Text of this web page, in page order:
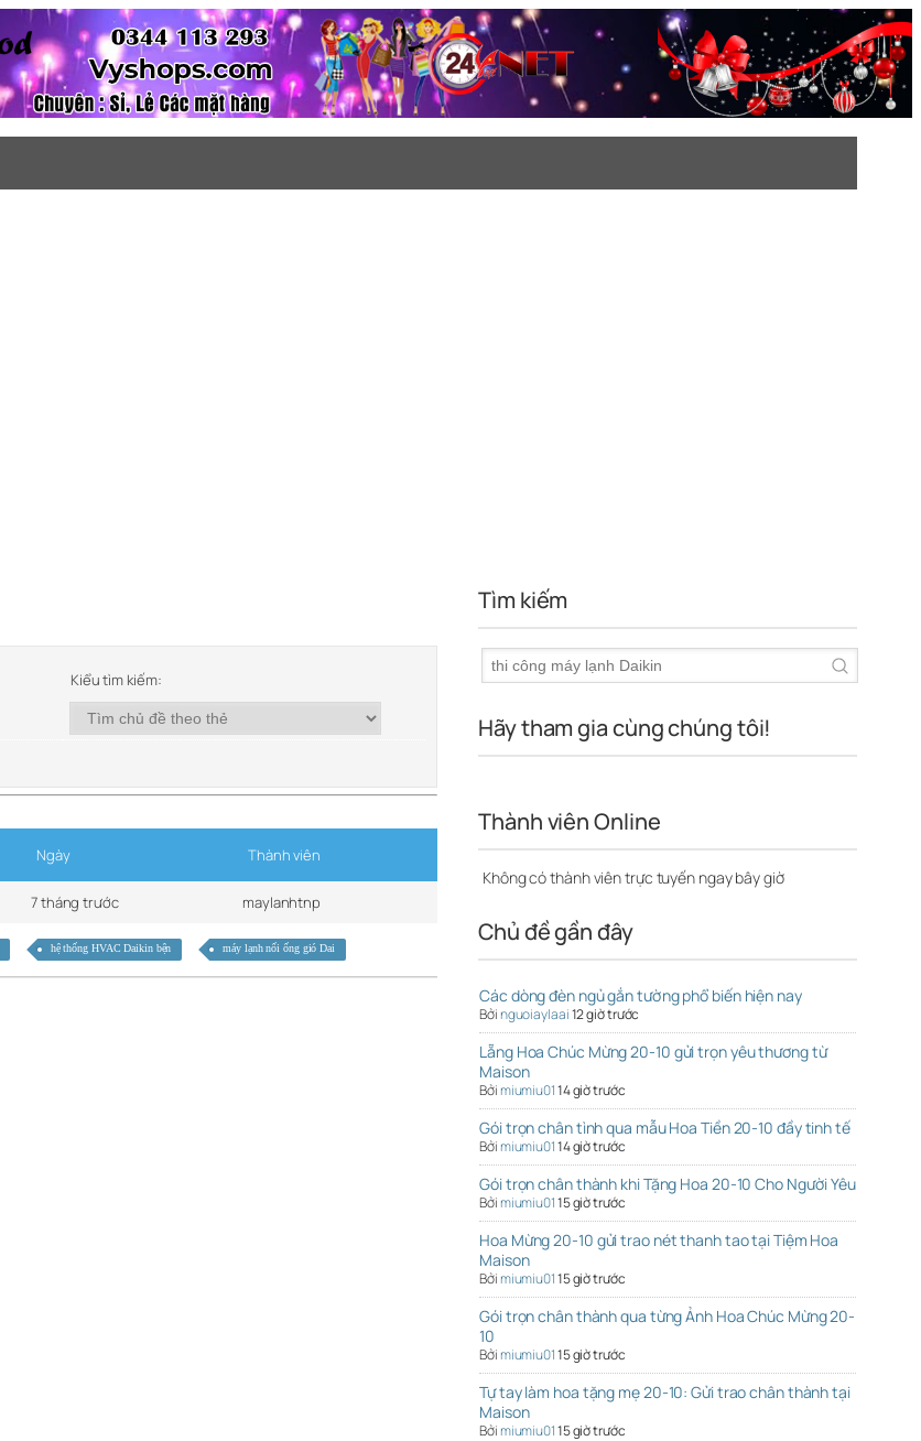
Kiểu tìm kiếm:
Ngày Thành viên
7 tháng trước maylanhtnp
hệ thống HVAC Daikin bện máy lạnh nối ống gió Dai
Tìm kiếm
Hãy tham gia cùng chúng tôi!
Thành viên Online
Không có thành viên trực tuyến ngay bây giờ
Chủ đề gần đây
Các dòng đèn ngủ gắn tường phổ biến hiện nay
Bởinguoiaylaai12 giờ trước
Lẵng Hoa Chúc Mừng 20-10 gửi trọn yêu thương từ
Maison
Bởimiumiu0114 giờ trước
Gói trọn chân tình qua mẫu Hoa Tiền 20-10 đầy tinh tế
Bởimiumiu0114 giờ trước
Gói trọn chân thành khi Tặng Hoa 20-10 Cho Người Yêu
Bởimiumiu0115 giờ trước
Hoa Mừng 20-10 gửi trao nét thanh tao tại Tiệm Hoa
Maison
Bởimiumiu0115 giờ trước
Gói trọn chân thành qua từng Ảnh Hoa Chúc Mừng 20-
10
Bởimiumiu0115 giờ trước
Tự tay làm hoa tặng mẹ 20-10: Gửi trao chân thành tại
Maison
Bởimiumiu0115 giờ trước